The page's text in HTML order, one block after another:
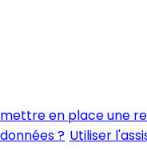
en place une
? Utiliser